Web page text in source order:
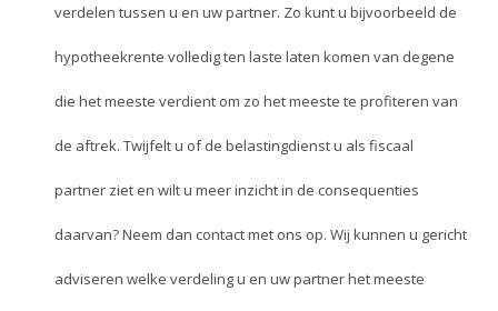
verdelen tussen u en uw partner. Zo kunt u bijvoorbeeld de
hypotheekrente volledig ten laste laten komen van degene
die het meeste verdient om zo het meeste te profiteren van
de aftrek. Twijfelt u of de belastingdienst u als fiscaal
partner ziet en wilt u meer inzicht in de consequenties
daarvan? Neem dan contact met ons op. Wij kunnen u gericht
adviseren welke verdeling u en uw partner het meeste